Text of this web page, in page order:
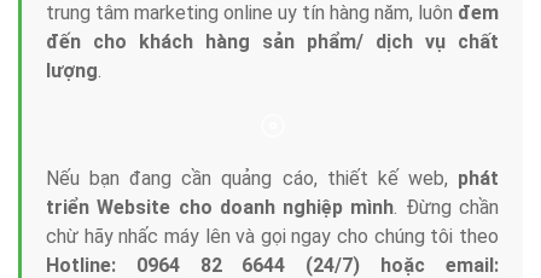
trung tâm marketing online uy tín hàng năm, luôn đem
đến cho khách hàng sản phẩm/ dịch vụ chất
lượng.
Nếu bạn đang cần quảng cáo, thiết kế web, phát
triển Website cho doanh nghiệp mình. Đừng chần
chừ hãy nhấc máy lên và gọi ngay cho chúng tôi theo
Hotline: 0964 82 6644 (24/7) hoặc email: